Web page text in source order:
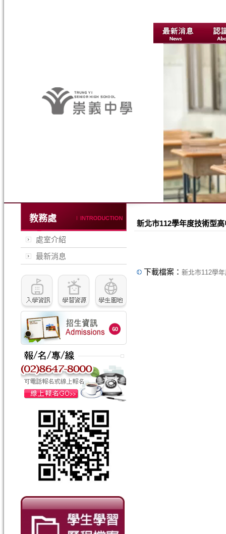
教務處
處室介紹
最新消息
新北市112學年度技術型
下載檔案： 新北市112學